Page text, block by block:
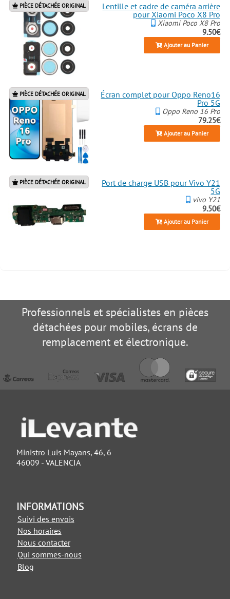
PIÈCE DÉTACHÉE ORIGINAL
Lentille et cadre de caméra arrière
pour Xiaomi Poco X8 Pro
Xiaomi Poco X8 Pro
9.50€
Ajouter au Panier
PIÈCE DÉTACHÉE ORIGINAL
Écran complet pour Oppo Reno16
Pro 5G
Oppo Reno 16 Pro
79.25€
Ajouter au Panier
PIÈCE DÉTACHÉE ORIGINAL
Port de charge USB pour Vivo Y21
5G
vivo Y21
9.50€
Ajouter au Panier
Professionnels et spécialistes en pièces
détachées pour mobiles, écrans de
remplacement et électronique.
Ministro Luis Mayans, 46, 6
46009 - VALENCIA
INFORMATIONS
Suivi des envois
Nos horaires
Nous contacter
Qui sommes-nous
Blog